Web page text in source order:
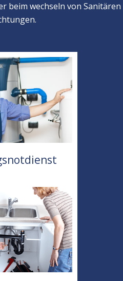
beim wechseln von Sanitären